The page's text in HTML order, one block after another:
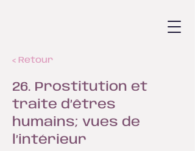
< Retour
26. Prostitution et
traite d’êtres
humains; vues de
l’intérieur